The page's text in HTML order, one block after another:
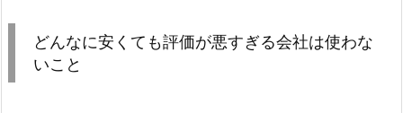
どんなに安くても評価が悪すぎる会社は使わな
いこと